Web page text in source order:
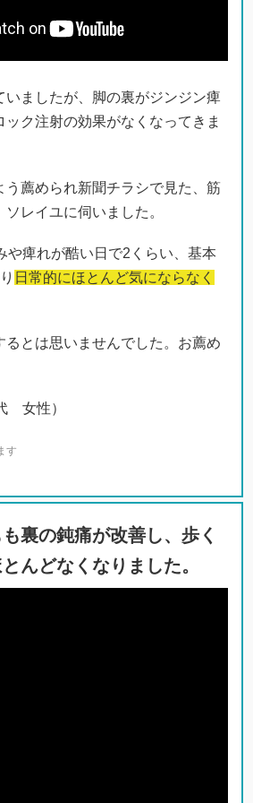
いましたが、脚の裏がジンジン痺
ック注射の効果がなくなってきま
う薦められ新聞チラシで見た、筋
レイユに伺いました。
や痺れが酷い日で2くらい、基本
日常的にほとんど気にならなく
るとは思いませんでした。お薦め
女性）
す
も裏の鈍痛が改善し、歩く
んどなくなりました。